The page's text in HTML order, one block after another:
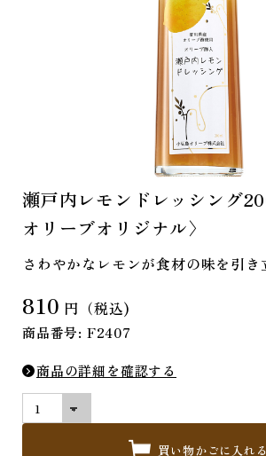
瀬戸内レモンドレッシング
オリーブオリジナル〉
さわやかなレモンが食材の味を引き
810 円（税込)
商品番号: F2407
商品の詳細を確認する
買い物かごに入れる